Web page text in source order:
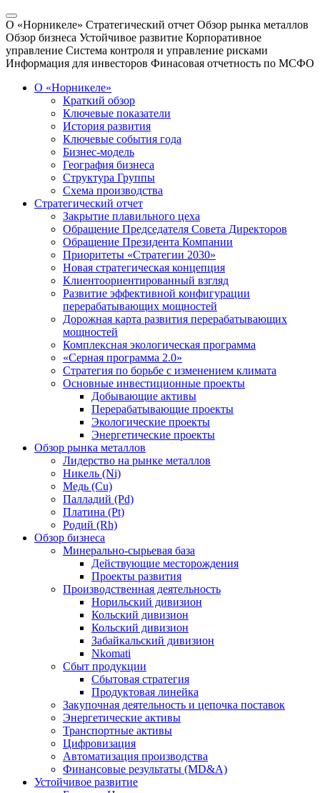
О «Норникеле» Стратегический отчет Обзор рынка металлов
Обзор бизнеса Устойчивое развитие Корпоративное
управление Система контроля и управление рисками
Информация для инвесторов Финасовая отчетность по МСФО
О «Норникеле»
Краткий обзор
Ключевые показатели
История развития
Ключевые события года
Бизнес-модель
География бизнеса
Структура Группы
Схема производства
Стратегический отчет
Закрытие плавильного цеха
Обращение Председателя Совета Директоров
Обращение Президента Компании
Приоритеты «Стратегии 2030»
Новая стратегическая концепция
Клиентоориентированный взгляд
Развитие эффективной конфигурации
перерабатывающих мощностей
Дорожная карта развития перерабатывающих
мощностей
Комплексная экологическая программа
«Серная программа 2.0»
Стратегия по борьбе с изменением климата
Основные инвестиционные проекты
Добывающие активы
Перерабатывающие проекты
Экологические проекты
Энергетические проекты
Обзор рынка металлов
Лидерство на рынке металлов
Никель (Ni)
Медь (Cu)
Палладий (Pd)
Платина (Pt)
Родий (Rh)
Обзор бизнеса
Минерально-сырьевая база
Действующие месторождения
Проекты развития
Производственная деятельность
Норильский дивизион
Кольский дивизион
Кольский дивизион
Забайкальский дивизион
Nkomati
Сбыт продукции
Сбытовая стратегия
Продуктовая линейка
Закупочная деятельность и цепочка поставок
Энергетические активы
Транспортные активы
Цифровизация
Автоматизация производства
Финансовые результаты (MD&A)
Устойчивое развитие